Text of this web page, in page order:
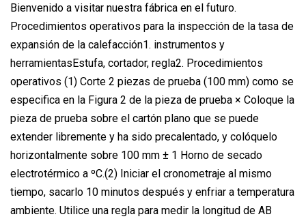
Bienvenido a visitar nuestra fábrica en el futuro.
Procedimientos operativos para la inspección de la tasa de
expansión de la calefacción1. instrumentos y
herramientasEstufa, cortador, regla2. Procedimientos
operativos (1) Corte 2 piezas de prueba (100 mm) como se
especifica en la Figura 2 de la pieza de prueba × Coloque la
pieza de prueba sobre el cartón plano que se puede
extender libremente y ha sido precalentado, y colóquelo
horizontalmente sobre 100 mm ± 1 Horno de secado
electrotérmico a ºC.(2) Iniciar el cronometraje al mismo
tiempo, sacarlo 10 minutos después y enfriar a temperatura
ambiente. Utilice una regla para medir la longitud de AB